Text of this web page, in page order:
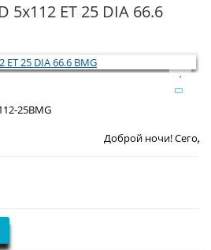
5x112 ET 25 DIA 66.6
25BMG
Доброй ночи! Сегодня